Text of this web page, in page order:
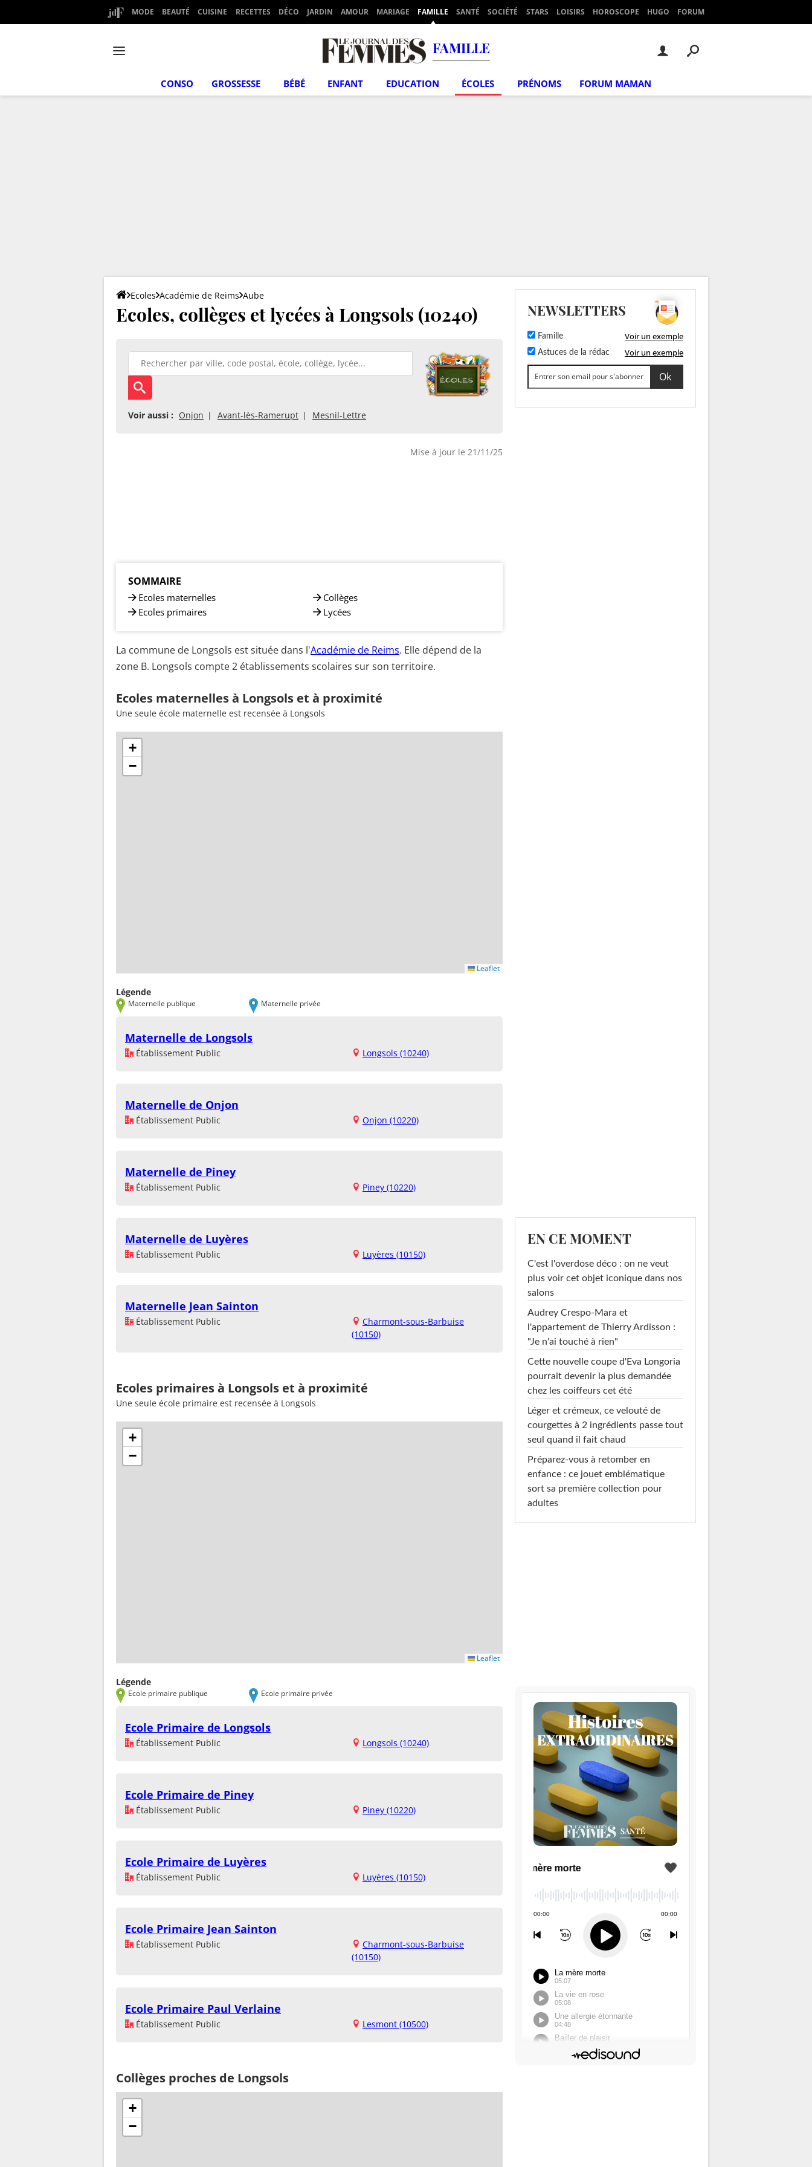
MODE BEAUTÉ CUISINE RECETTES DÉCO JARDIN AMOUR MARIAGE FAMILLE SANTÉ SOCIÉTÉ STARS LOISIRS HOROSCOPE HUGO FORUM
FAMILLE
CONSO GROSSESSE BÉBÉ ENFANT EDUCATION ÉCOLES PRÉNOMS FORUM MAMAN
Ecoles Académie de Reims Aube
Ecoles, collèges et lycées à Longsols (10240)
Voir aussi : Onjon Avant-lès-Ramerupt Mesnil-Lettre
Mise à jour le 21/11/25
SOMMAIRE
Ecoles maternelles
Ecoles primaires
Collèges
Lycées
La commune de Longsols est située dans l'Académie de Reims. Elle dépend de la
zone B. Longsols compte 2 établissements scolaires sur son territoire.
Ecoles maternelles à Longsols et à proximité
Une seule école maternelle est recensée à Longsols
+
−
Leaflet
Légende
Maternelle publique Maternelle privée
Maternelle de Longsols
Établissement Public Longsols (10240)
Maternelle de Onjon
Établissement Public Onjon (10220)
Maternelle de Piney
Établissement Public Piney (10220)
Maternelle de Luyères
Établissement Public Luyères (10150)
Maternelle Jean Sainton
Établissement Public
Charmont-sous-Barbuise
(10150)
Ecoles primaires à Longsols et à proximité
Une seule école primaire est recensée à Longsols
+
−
Leaflet
Légende
Ecole primaire publique Ecole primaire privée
Ecole Primaire de Longsols
Établissement Public Longsols (10240)
Ecole Primaire de Piney
Établissement Public Piney (10220)
Ecole Primaire de Luyères
Établissement Public Luyères (10150)
Ecole Primaire Jean Sainton
Établissement Public
Charmont-sous-Barbuise
(10150)
Ecole Primaire Paul Verlaine
Établissement Public Lesmont (10500)
Collèges proches de Longsols
+
−
NEWSLETTERS
Famille Voir un exemple
Astuces de la rédac Voir un exemple
EN CE MOMENT
C'est l'overdose déco : on ne veut
plus voir cet objet iconique dans nos
salons
Audrey Crespo-Mara et
l'appartement de Thierry Ardisson :
"Je n'ai touché à rien"
Cette nouvelle coupe d'Eva Longoria
pourrait devenir la plus demandée
chez les coiffeurs cet été
Léger et crémeux, ce velouté de
courgettes à 2 ingrédients passe tout
seul quand il fait chaud
Préparez-vous à retomber en
enfance : ce jouet emblématique
sort sa première collection pour
adultes